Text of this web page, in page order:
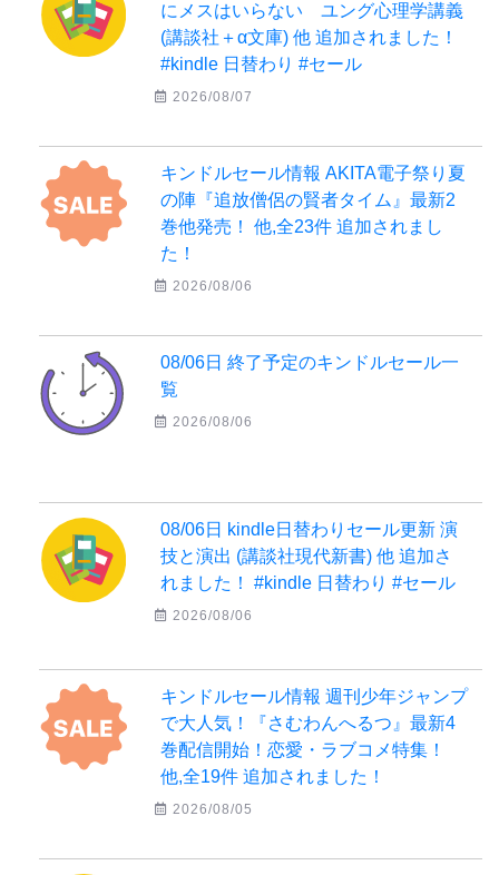
にメスはいらない ユング心理学講義
(講談社＋α文庫) 他 追加されました！
#kindle 日替わり #セール
2026/08/07
キンドルセール情報 AKITA電子祭り夏
の陣『追放僧侶の賢者タイム』最新2
巻他発売！ 他,全23件 追加されまし
た！
2026/08/06
08/06日 終了予定のキンドルセール一
覧
2026/08/06
08/06日 kindle日替わりセール更新 演
技と演出 (講談社現代新書) 他 追加さ
れました！ #kindle 日替わり #セール
2026/08/06
キンドルセール情報 週刊少年ジャンプ
で大人気！『さむわんへるつ』最新4
巻配信開始！恋愛・ラブコメ特集！
他,全19件 追加されました！
2026/08/05